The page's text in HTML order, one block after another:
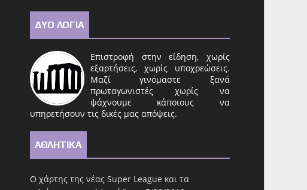
ΔΥΟ ΛΟΓΙΑ
Επιστροφή στην είδηση, χωρίς
εξαρτήσεις, χωρίς υποχρεώσεις.
Μαζί γινόμαστε ξανά
πρωταγωνιστές χωρίς να
ψάχνουμε κάποιους να
υπηρετήσουν τις δικές μας απόψεις.
ΑΘΛΗΤΙΚΑ
Ο χάρτης της νέας Super League και τα